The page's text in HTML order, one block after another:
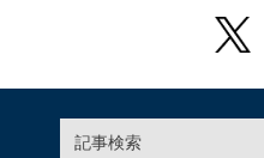
記事検索